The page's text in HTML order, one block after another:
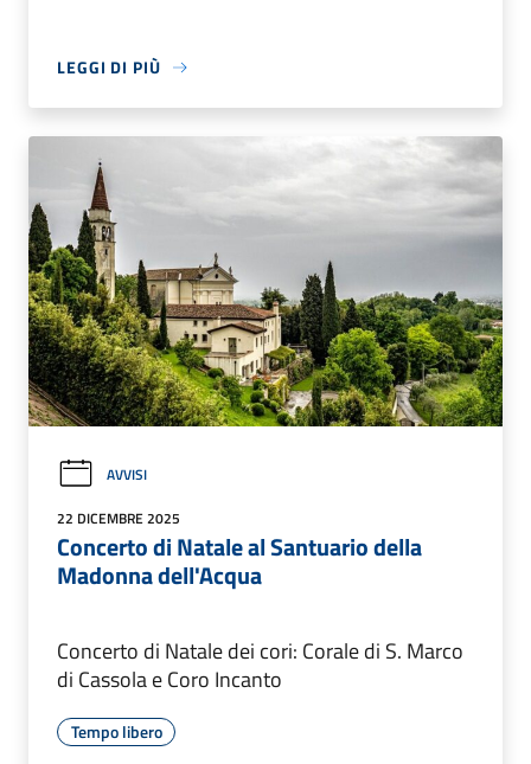
LEGGI DI PIÙ
AVVISI
22 DICEMBRE 2025
Concerto di Natale al Santuario della
Madonna dell'Acqua
Concerto di Natale dei cori: Corale di S. Marco
di Cassola e Coro Incanto
Tempo libero